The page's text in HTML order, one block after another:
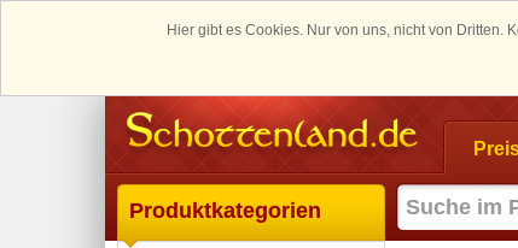
Hier gibt es Cookies. Nur von uns, nicht von Dritten.
Produktkategorien